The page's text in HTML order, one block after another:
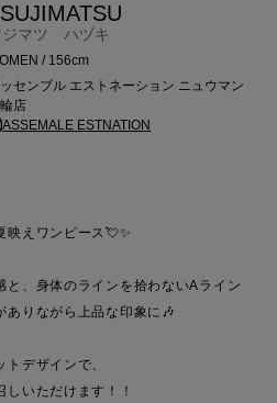
ジマツ ハヅキ
/ 156cm
センブル エストネーション ニュウマン
店
ASSEMALE ESTNATION
映えワンピース💘✨
と、身体のラインを拾わないAライン
ありながら上品な印象に🎶
デザインで、
いただけます！！